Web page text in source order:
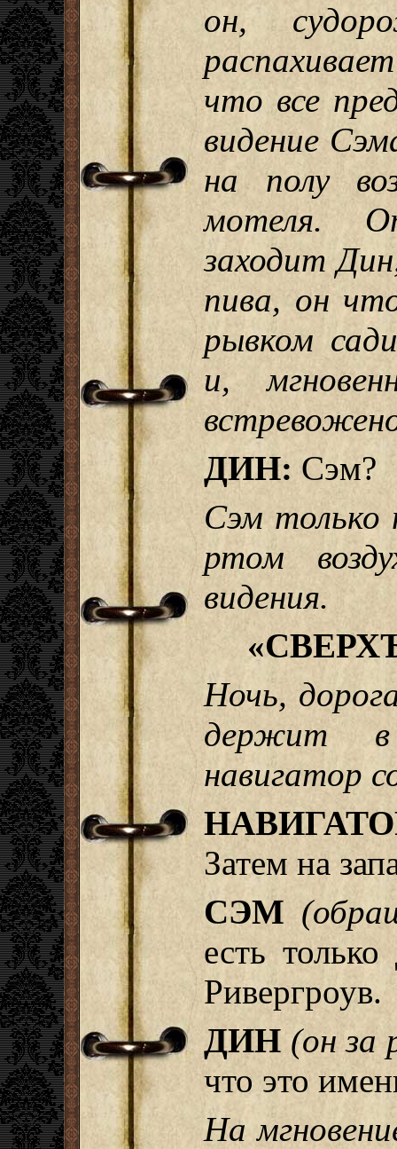
он,
что все
видение
на полу
мотеля.
заходит
пива, он
рывком
и,
ДИН: Сэм?
Сэм
ртом
видения.
Ночь,
держит в
навигатор
Затем на
СЭМ
есть
Ривергроув.
ДИН (он за
что это
На